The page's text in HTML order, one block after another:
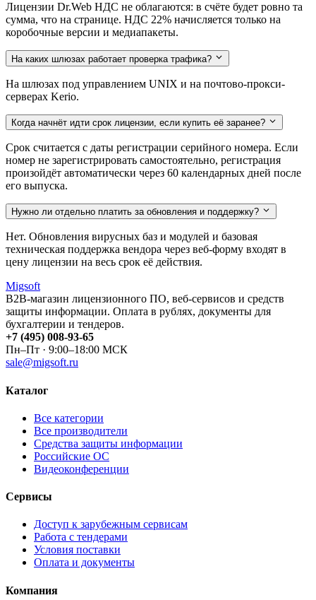
Лицензии Dr.Web НДС не облагаются: в счёте будет ровно та
сумма, что на странице. НДС 22% начисляется только на
коробочные версии и медиапакеты.
На каких шлюзах работает проверка трафика?
На шлюзах под управлением UNIX и на почтово-прокси-
серверах Kerio.
Когда начнёт идти срок лицензии, если купить её заранее?
Срок считается с даты регистрации серийного номера. Если
номер не зарегистрировать самостоятельно, регистрация
произойдёт автоматически через 60 календарных дней после
его выпуска.
Нужно ли отдельно платить за обновления и поддержку?
Нет. Обновления вирусных баз и модулей и базовая
техническая поддержка вендора через веб-форму входят в
цену лицензии на весь срок её действия.
Migsoft
B2B-магазин лицензионного ПО, веб-сервисов и средств
защиты информации. Оплата в рублях, документы для
бухгалтерии и тендеров.
+7 (495) 008-93-65
Пн–Пт · 9:00–18:00 МСК
sale@migsoft.ru
Каталог
Все категории
Все производители
Средства защиты информации
Российские ОС
Видеоконференции
Сервисы
Доступ к зарубежным сервисам
Работа с тендерами
Условия поставки
Оплата и документы
Компания